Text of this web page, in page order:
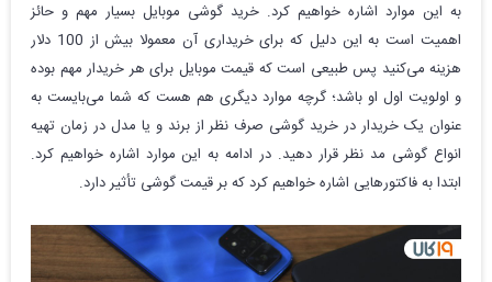
به این موارد اشاره خواهیم کرد. خرید گوشی موبایل بسیار مهم و حائز
اهمیت است به این دلیل که برای خریداری آن معمولا بیش از 100 دلار
هزینه می‌کنید پس طبیعی است که قیمت موبایل برای هر خریدار مهم بوده
و اولویت اول او باشد؛ گرچه موارد دیگری هم هست که شما می‌بایست به
عنوان یک خریدار در خرید گوشی صرف نظر از برند و یا مدل در زمان تهیه
انواع گوشی مد نظر قرار دهید. در ادامه به این موارد اشاره خواهیم کرد.
ابتدا به فاکتورهایی اشاره خواهیم کرد که بر قیمت گوشی تأثیر دارد.